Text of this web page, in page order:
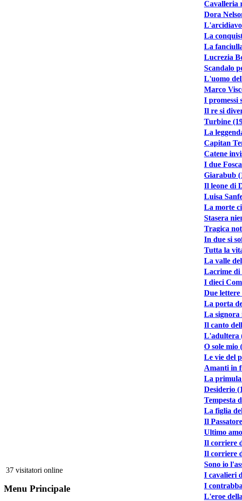
37 visitatori online
Menu Principale
Cavalleria
Dora
La
La
Lucrezia
Scandalo
L'uomo
Marco
I promessi
Il re si
Turbine
La
Capitan
Catene
I due
Giarabub
Il leone di
Luisa
La morte
Stasera
Tragica
In due si
Tutta la
La valle
Lacrime di
I dieci
Due lettere
La porta
La signora
Il canto
L'adultera
O sole mio
Le vie del
Amanti in
La primula
Desiderio
Tempesta
La figlia
Il
Ultimo
Il corriere
Il corriere
Sono io
I cavalieri
I
L'eroe